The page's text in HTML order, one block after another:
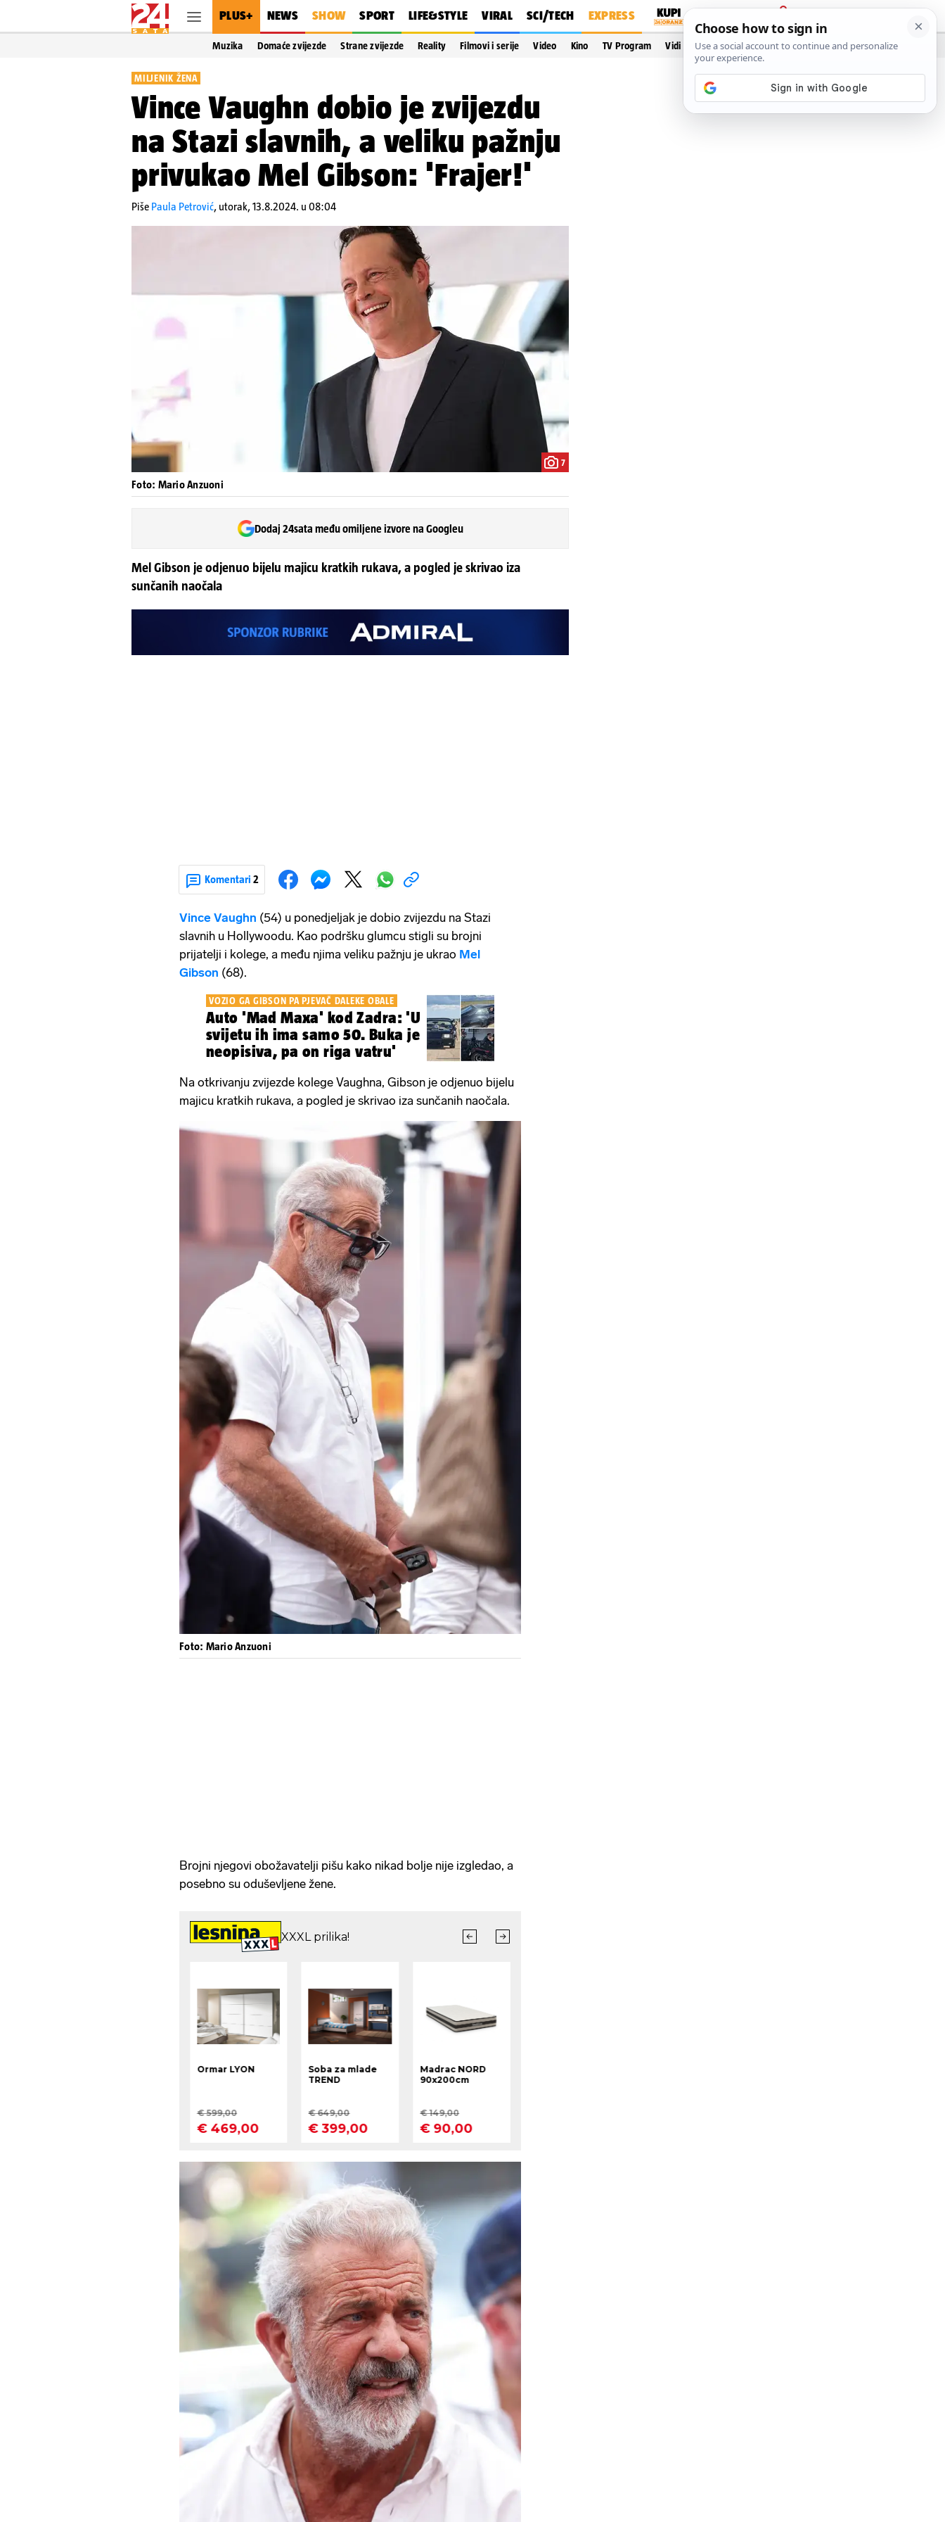
PLUS+ NEWS SHOW SPORT LIFE&STYLE VIRAL SCI/TECH EXPRESS
PRIJAVA
Muzika Domaće zvijezde Strane zvijezde Reality Filmovi i serije Video Kino TV Program Vidi još…
MILJENIK ŽENA
Vince Vaughn dobio je zvijezdu
na Stazi slavnih, a veliku pažnju
privukao Mel Gibson: 'Frajer!'
Piše Paula Petrović, utorak, 13.8.2024. u 08:04
7
Foto: Mario Anzuoni
Dodaj 24sata među omiljene izvore na Googleu
Mel Gibson je odjenuo bijelu majicu kratkih rukava, a pogled je skrivao iza
sunčanih naočala
Komentari 2
Vince Vaughn (54) u ponedjeljak je dobio zvijezdu na Stazi
slavnih u Hollywoodu. Kao podršku glumcu stigli su brojni
prijatelji i kolege, a među njima veliku pažnju je ukrao Mel
Gibson (68).
VOZIO GA GIBSON PA PJEVAČ DALEKE OBALE
Auto 'Mad Maxa' kod Zadra: 'U
svijetu ih ima samo 50. Buka je
neopisiva, pa on riga vatru'
Na otkrivanju zvijezde kolege Vaughna, Gibson je odjenuo bijelu
majicu kratkih rukava, a pogled je skrivao iza sunčanih naočala.
Foto: Mario Anzuoni
Brojni njegovi obožavatelji pišu kako nikad bolje nije izgledao, a
posebno su oduševljene žene.